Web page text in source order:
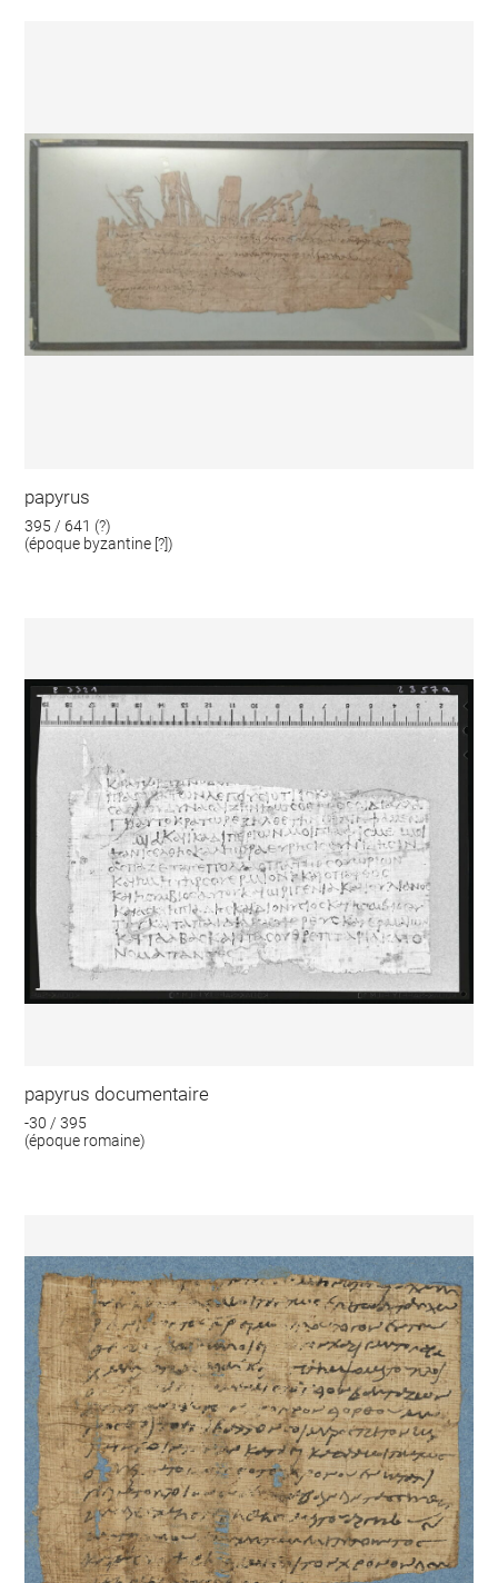
papyrus
395 / 641 (?)
(époque byzantine [?])
papyrus documentaire
-30 / 395
(époque romaine)